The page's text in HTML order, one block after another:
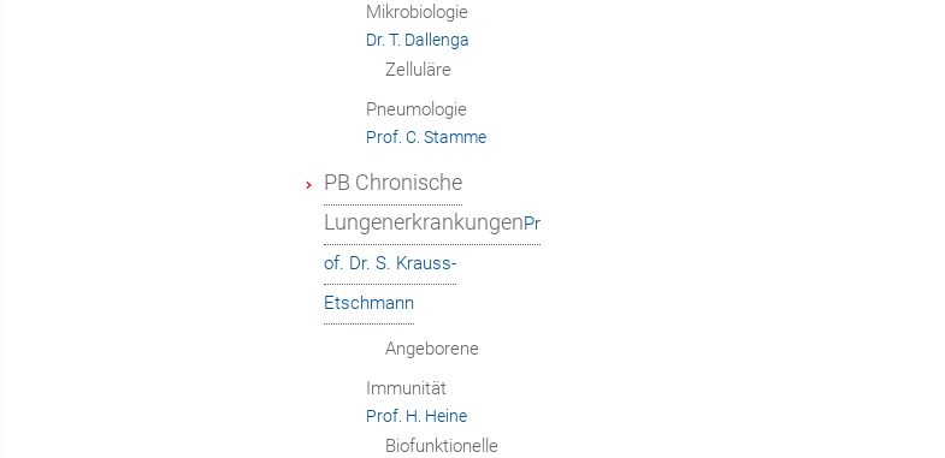
Mikrobiologie
Dr. T. Dallenga
Zelluläre
Pneumologie
Prof. C. Stamme
PB Chronische
LungenerkrankungenPr
of. Dr. S. Krauss-
Etschmann
Angeborene
Immunität
Prof. H. Heine
Biofunktionelle